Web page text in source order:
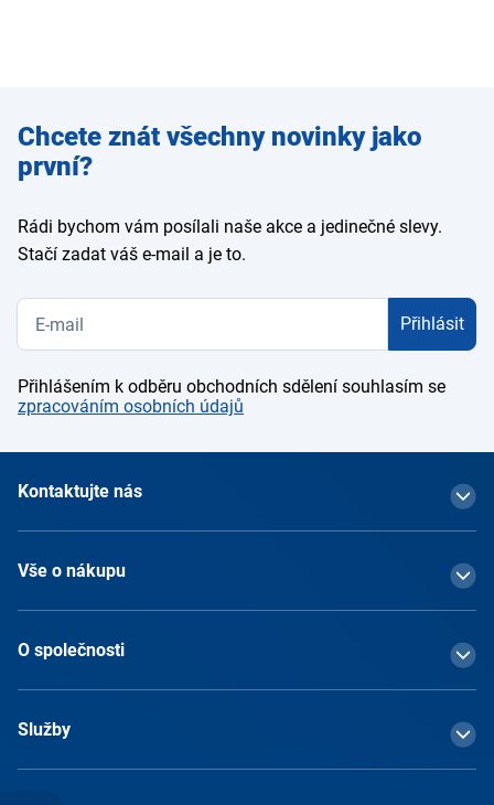
Zadejte
e-mail
Chcete znát všechny novinky jako
první?
Rádi bychom vám posílali naše akce a jedinečné slevy.
Stačí zadat váš e-mail a je to.
Přihlásit
Přihlášením k odběru obchodních sdělení souhlasím se
zpracováním osobních údajů
Kontaktujte nás
Vše o nákupu
O společnosti
Služby